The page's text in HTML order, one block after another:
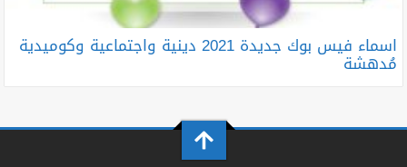
اسماء فيس بوك جديدة 2021 دينية واجتماعية وكوميدية
مُدهشة